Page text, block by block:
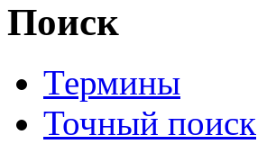
Поиск
Термины
Точный поиск